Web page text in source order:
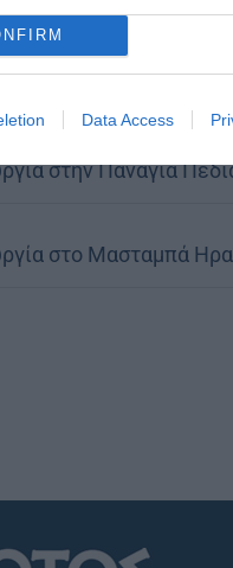
Data Access
προς την Υπεραγία
στην Παναγιά
στο Μασταμπά